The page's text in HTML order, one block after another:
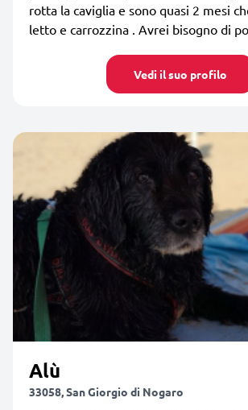
rotta la caviglia e sono quasi 2 mesi
letto e carrozzina . Avrei bisogno di
Vedi il suo profilo
Alù
33058, San Giorgio di Nogaro